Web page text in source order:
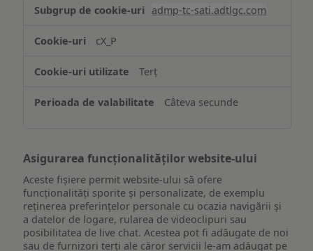
și/sau
informațiilor
pe
dispozitiv
admp-tc-sati.adtlgc.com
cX_P
Terț
Câteva secunde
Asigurarea funcționalităților website-ului
Aceste fișiere permit website-ului să ofere
funcționalități sporite și personalizate, de exemplu
reţinerea preferinţelor personale cu ocazia navigării și
a datelor de logare, rularea de videoclipuri sau
posibilitatea de live chat. Acestea pot fi adăugate de noi
sau de furnizori terți ale căror servicii le-am adăugat pe